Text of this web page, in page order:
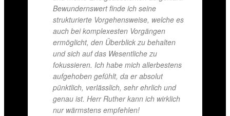
Bewundernswert finde ich seine
strukturierte Vorgehensweise, welche es
auch bei komplexesten Vorgängen
ermöglicht, den Überblick zu behalten
und sich auf das Wesentliche zu
fokussieren. Ich habe mich allerbestens
aufgehoben gefühlt, da er absolut
pünktlich, verlässlich, sehr ehrlich und
genau ist. Herr Ruther kann ich wirklich
nur wärmstens empfehlen!